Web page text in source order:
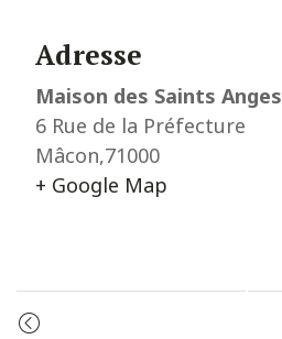
Adresse
Maison des Saints Anges
6 Rue de la Préfecture
Mâcon,71000
+ Google Map
Event